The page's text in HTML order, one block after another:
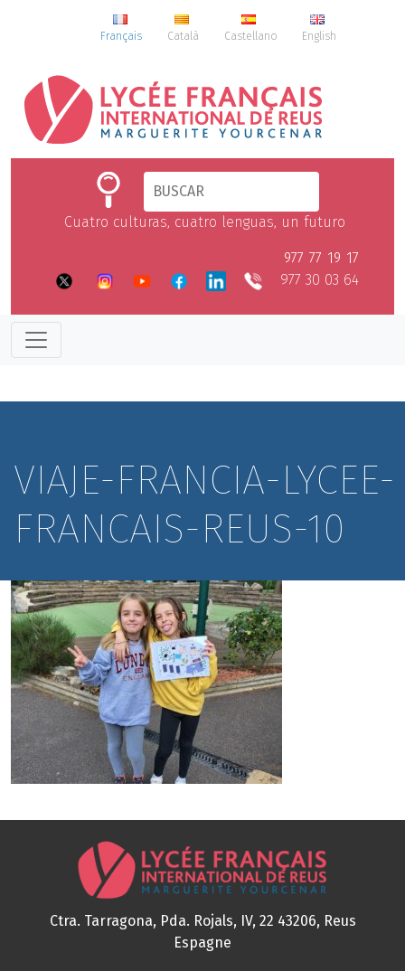
Français Català Castellano English
Cuatro culturas, cuatro lenguas, un futuro
977 77 19 17
977 30 03 64
VIAJE-FRANCIA-LYCEE-
FRANCAIS-REUS-10
Ctra. Tarragona, Pda. Rojals, IV, 22 43206, Reus
Espagne